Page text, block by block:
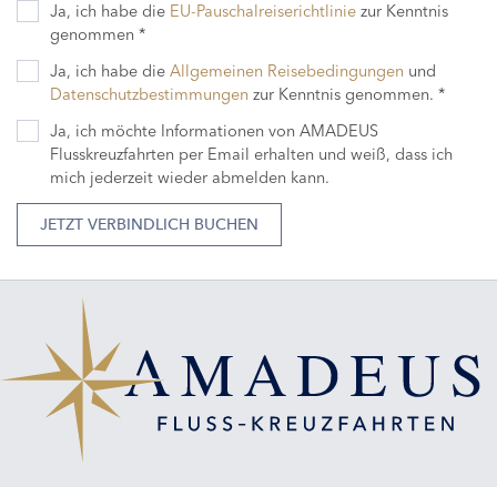
Ja, ich habe die EU-Pauschalreiserichtlinie zur Kenntnis
genommen *
Ja, ich habe die Allgemeinen Reisebedingungen und
Datenschutzbestimmungen zur Kenntnis genommen. *
Ja, ich möchte Informationen von AMADEUS
Flusskreuzfahrten per Email erhalten und weiß, dass ich
mich jederzeit wieder abmelden kann.
JETZT VERBINDLICH BUCHEN